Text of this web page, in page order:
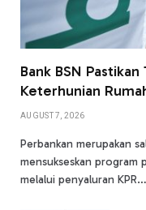
Bank BSN
Keterhunian
AUGUST 7, 2026
Perbankan merupakan
mensukseskan program
melalui penyaluran KPR…